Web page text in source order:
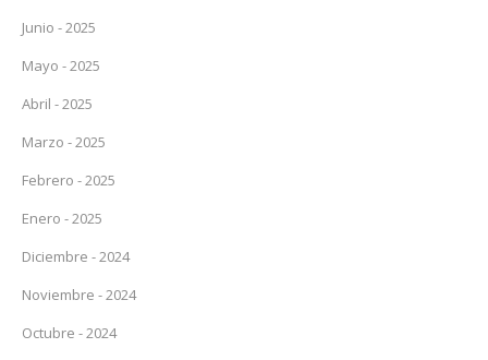
Junio - 2025
Mayo - 2025
Abril - 2025
Marzo - 2025
Febrero - 2025
Enero - 2025
Diciembre - 2024
Noviembre - 2024
Octubre - 2024